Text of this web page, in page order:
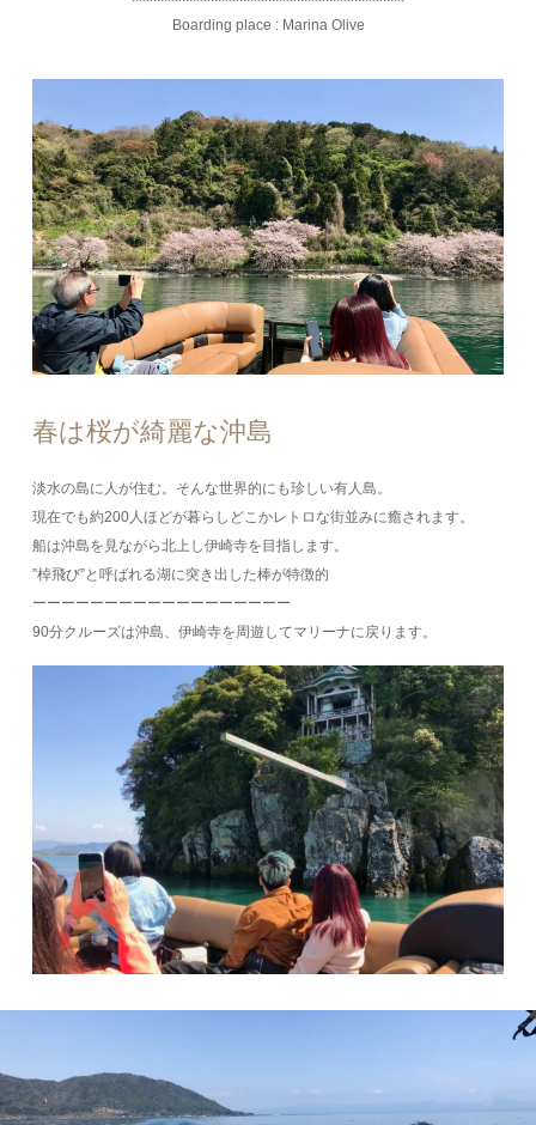
Boarding place : Marina Olive
春は桜が綺麗な沖島
淡水の島に人が住む。そんな世界的にも珍しい有人島。
現在でも約200人ほどが暮らしどこかレトロな街並みに癒されます。
船は沖島を見ながら北上し伊崎寺を目指します。
”棹飛び”と呼ばれる湖に突き出した棒が特徴的
ーーーーーーーーーーーーーーーーーー
90分クルーズは沖島、伊崎寺を周遊してマリーナに戻ります。